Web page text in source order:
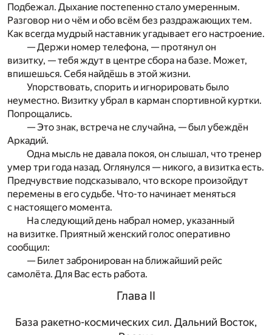
Подбежал. Дыхание постепенно стало умеренным.
Разговор ни о чём и обо всём без раздражающих тем.
Как всегда мудрый наставник угадывает его настроение.
— Держи номер телефона, — протянул он
визитку, — тебя ждут в центре сбора на базе. Может,
впишешься. Себя найдёшь в этой жизни.
Упорствовать, спорить и игнорировать было
неуместно. Визитку убрал в карман спортивной куртки.
Попрощались.
— Это знак, встреча не случайна, — был убеждён
Аркадий.
Одна мысль не давала покоя, он слышал, что тренер
умер три года назад. Оглянулся — никого, а визитка есть.
Предчувствие подсказывало, что вскоре произойдут
перемены в его судьбе. Что-то начинает меняться
с настоящего момента.
На следующий день набрал номер, указанный
на визитке. Приятный женский голос оперативно
сообщил:
— Билет забронирован на ближайший рейс
самолёта. Для Вас есть работа.
Глава II
База ракетно-космических сил. Дальний Восток,